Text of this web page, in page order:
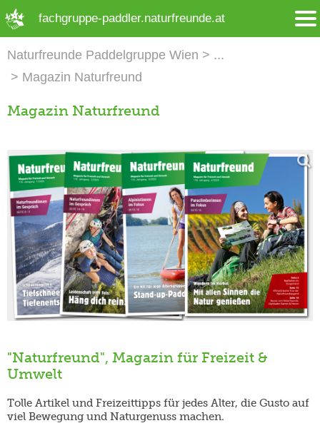
fachgruppe-paddler.naturfreunde.at
Naturfreunde Paddelgruppe Wien
Magazin Naturfreund
Magazin Naturfreund
"Naturfreund", Magazin für Freizeit &
Umwelt
Tolle Artikel und Freizeittipps für jedes Alter, die Gusto auf
viel Bewegung und Naturgenuss machen.